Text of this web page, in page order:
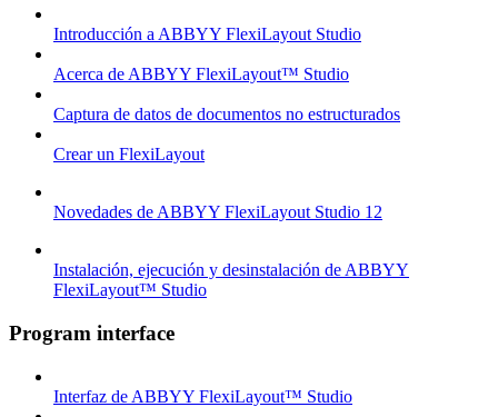
Introducción a ABBYY FlexiLayout Studio
Acerca de ABBYY FlexiLayout™ Studio
Captura de datos de documentos no estructurados
Crear un FlexiLayout
Novedades de ABBYY FlexiLayout Studio 12
Instalación, ejecución y desinstalación de ABBYY
FlexiLayout™ Studio
Program interface
Interfaz de ABBYY FlexiLayout™ Studio